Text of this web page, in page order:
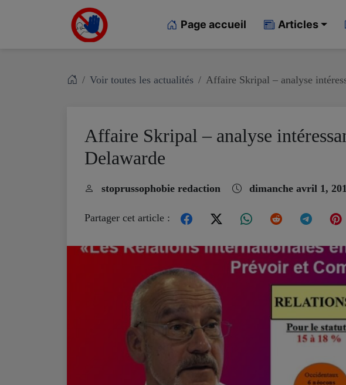
Page accueil Articles
Voir toutes les actualités Affaire Skripal – analyse
Affaire Skripal – analyse
Delawarde
stoprussophobie redaction dimanche avril 1,
Partager cet article :